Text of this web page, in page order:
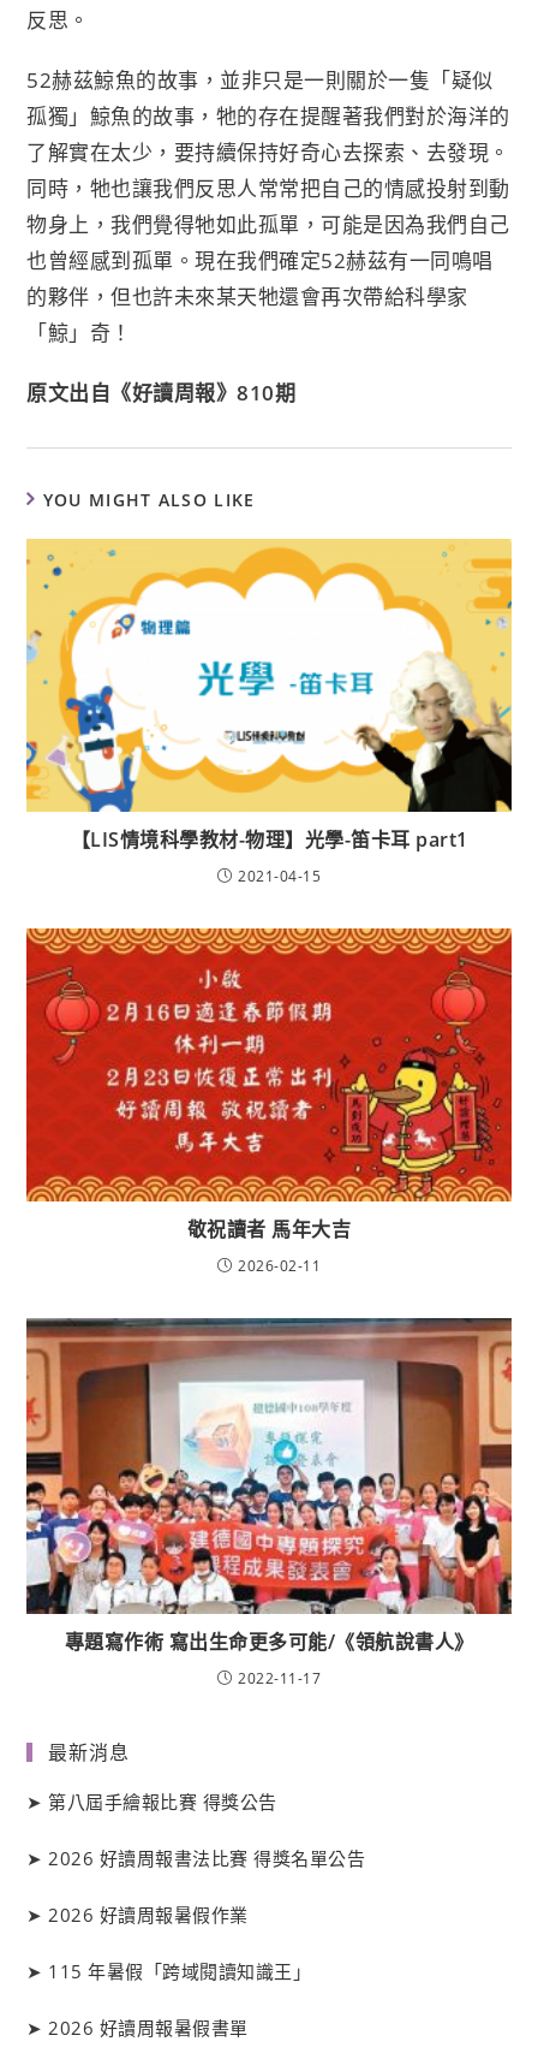
反思。
52赫茲鯨魚的故事，並非只是一則關於一隻「疑似
孤獨」鯨魚的故事，牠的存在提醒著我們對於海洋的
了解實在太少，要持續保持好奇心去探索、去發現。
同時，牠也讓我們反思人常常把自己的情感投射到動
物身上，我們覺得牠如此孤單，可能是因為我們自己
也曾經感到孤單。現在我們確定52赫茲有一同鳴唱
的夥伴，但也許未來某天牠還會再次帶給科學家
「鯨」奇！
原文出自《好讀周報》810期
YOU MIGHT ALSO LIKE
【LIS情境科學教材-物理】光學-笛卡耳 part1
2021-04-15
敬祝讀者 馬年大吉
2026-02-11
專題寫作術 寫出生命更多可能/《領航說書人》
2022-11-17
最新消息
➤第八屆手繪報比賽 得獎公告
➤2026 好讀周報書法比賽 得獎名單公告
➤2026 好讀周報暑假作業
➤ 115 年暑假「跨域閱讀知識王」
➤2026 好讀周報暑假書單